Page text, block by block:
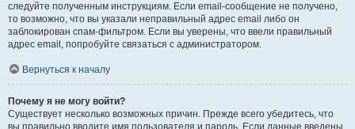
следуйте полученным инструкциям. Если email-сообщение не получено,
то возможно, что вы указали неправильный адрес email либо он
заблокирован спам-фильтром. Если вы уверены, что ввели правильный
адрес email, попробуйте связаться с администратором.
Вернуться к началу
Почему я не могу войти?
Существует несколько возможных причин. Прежде всего убедитесь, что
вы правильно вводите имя пользователя и пароль. Если данные введены